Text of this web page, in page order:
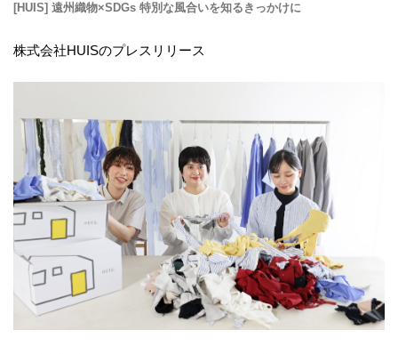
[HUIS] 遠州織物×SDGs 特別な風合いを知るきっかけに
株式会社HUISのプレスリリース